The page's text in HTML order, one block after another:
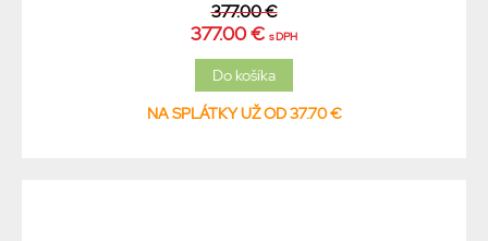
377.00 €
377.00 € s DPH
NA SPLÁTKY UŽ OD 37.70 €